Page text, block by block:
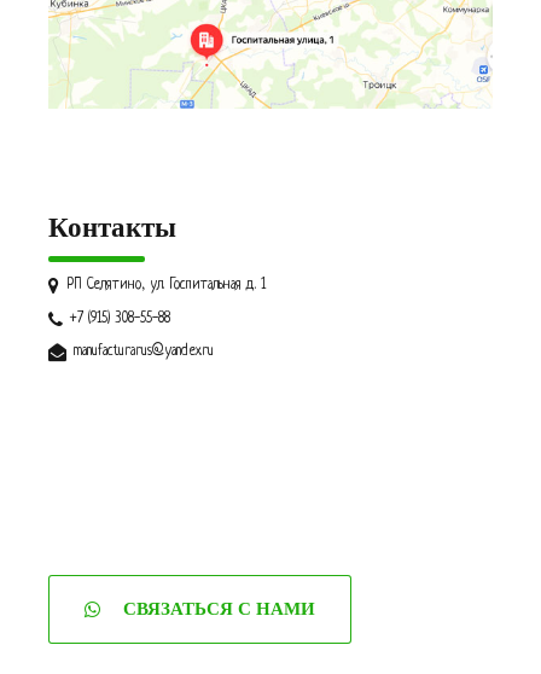
Контакты
РП Селятино, ул. Госпитальная д. 1
+7 (915) 308-55-88
manufacturarus@yandex.ru
СВЯЗАТЬСЯ С НАМИ